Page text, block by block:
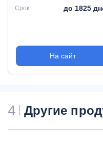
Срок до 1825
На сайт
4 Другие